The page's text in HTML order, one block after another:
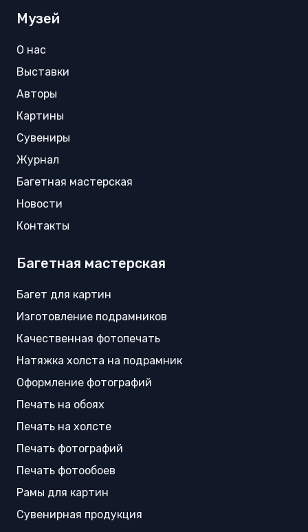
Музей
О нас
Выставки
Авторы
Картины
Сувениры
Журнал
Багетная мастерская
Новости
Контакты
Багетная мастерская
Багет для картин
Изготовление подрамников
Качественная фотопечать
Натяжка холста на подрамник
Оформление фотографий
Печать на обоях
Печать на холсте
Печать фотографий
Печать фотообоев
Рамы для картин
Сувенирная продукция